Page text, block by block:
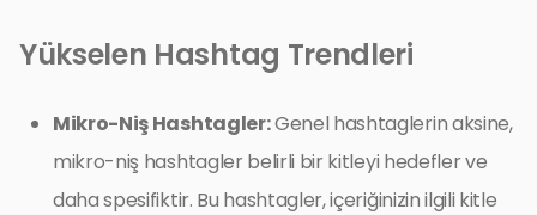
Yükselen Hashtag Trendleri
Mikro-Niş Hashtagler:Genel hashtaglerin aksine,
mikro-niş hashtagler belirli bir kitleyi hedefler ve
daha spesifiktir. Bu hashtagler, içeriğinizin ilgili kitle